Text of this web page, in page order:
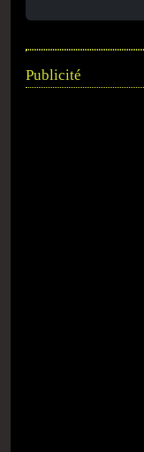
Publicité